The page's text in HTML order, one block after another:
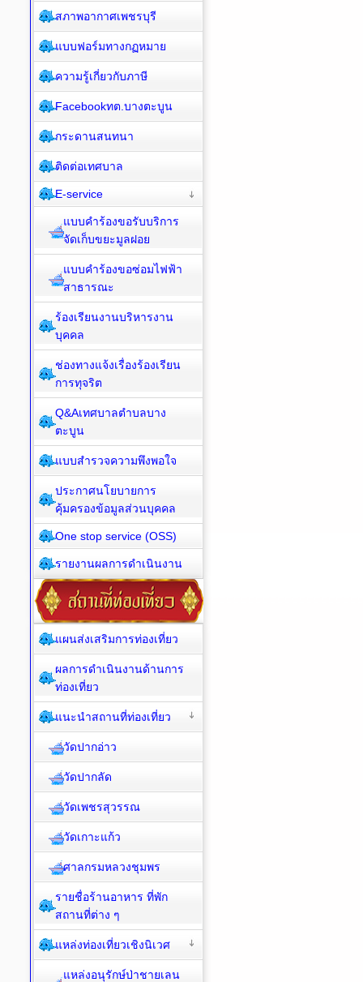
สภาพอากาศเพชรบุรี
แบบฟอร์มทางกฏหมาย
ความรู้เกี่ยวกับภาษี
Facebookทต.บางตะบูน
กระดานสนทนา
ติดต่อเทศบาล
E-service
แบบคำร้องขอรับบริการ
จัดเก็บขยะมูลฝอย
แบบคำร้องขอซ่อมไฟฟ้า
สาธารณะ
ร้องเรียนงานบริหารงาน
บุคคล
ช่องทางแจ้งเรื่องร้องเรียน
การทุจริต
Q&Aเทศบาลตำบลบาง
ตะบูน
แบบสำรวจความพึงพอใจ
ประกาศนโยบายการ
คุ้มครองข้อมูลส่วนบุคคล
One stop service (OSS)
รายงานผลการดำเนินงาน
แผนส่งเสริมการท่องเที่ยว
ผลการดำเนินงานด้านการ
ท่องเที่ยว
แนะนำสถานที่ท่องเที่ยว
วัดปากอ่าว
วัดปากลัด
วัดเพชรสุวรรณ
วัดเกาะแก้ว
ศาลกรมหลวงชุมพร
รายชื่อร้านอาหาร ที่พัก
สถานที่ต่าง ๆ
แหล่งท่องเที่ยวเชิงนิเวศ
แหล่งอนุรักษ์ป่าชายเลน